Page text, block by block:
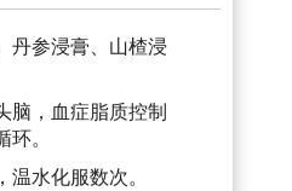
丹参浸膏、山楂浸
脑，血症脂质控制
。
温水化服数次。